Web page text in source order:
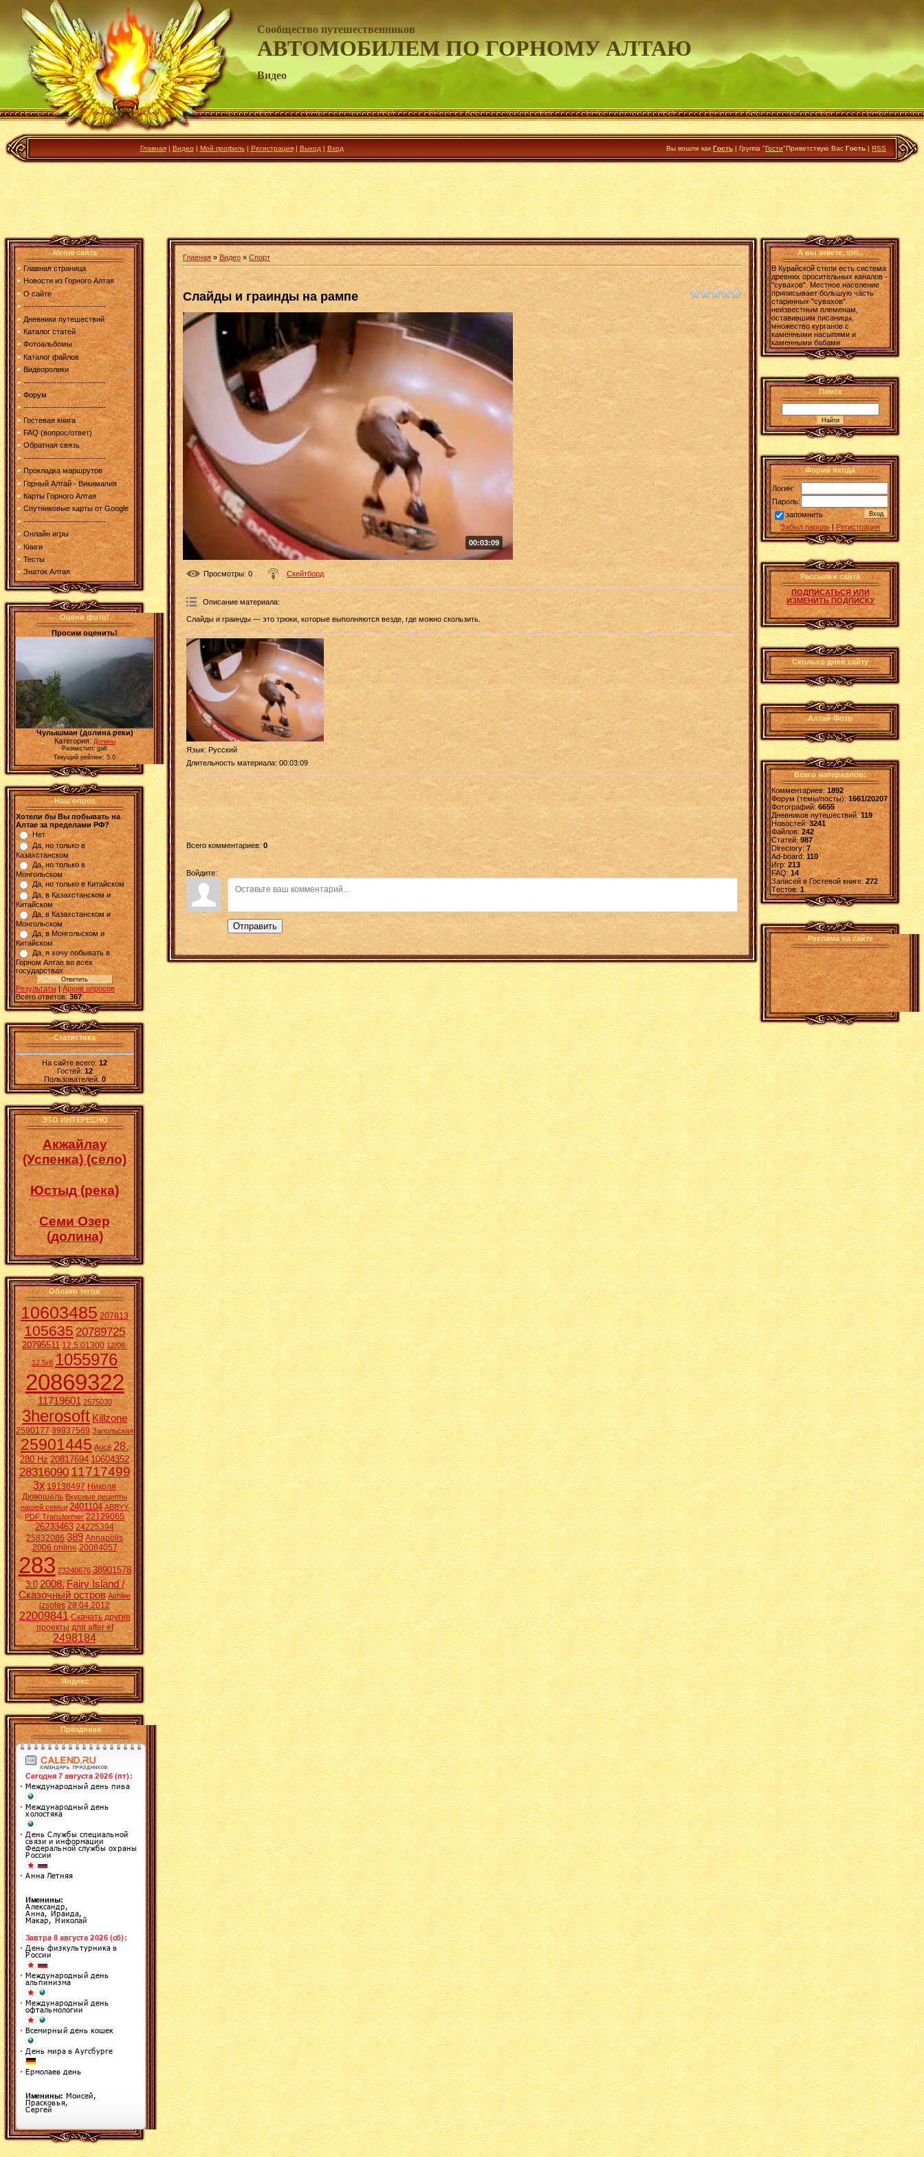
Сообщество путешественников
АВТОМОБИЛЕМ ПО ГОРНОМУ АЛТАЮ
Видео
Главная| Видео| Мой профиль| Регистрация| Выход | Вход Вы вошли как Гость | Группа "Гости"Приветствую Вас Гость | RSS
Меню сайта
Главная страница
Новости из Горного Алтая
О сайте
------------------------------
Дневники путешествий
Каталог статей
Фотоальбомы
Каталог файлов
Видеоролики
------------------------------
Форум
------------------------------
Гостевая книга
FAQ (вопрос/ответ)
Обратная связь
------------------------------
Прокладка маршрутов
Горный Алтай - Викимапия
Карты Горного Алтая
Спутниковые карты от Google
------------------------------
Онлайн игры
Книги
Тесты
Знаток Алтая
Оцени фото!
Просим оценить!
Чулышман (долина реки)
Категория: Долины
Разместил: galt
Текущий рейтинг: 5.0
Наш опрос
Хотели бы Вы побывать на
Алтае за пределами РФ?
Нет
Да, но только в
Казахстанском
Да, но только в
Монгольском
Да, но только в Китайском
Да, в Казахстанском и
Китайском
Да, в Казахстанском и
Монгольском
Да, в Монгольском и
Китайском
Да, я хочу побывать в
Горном Алтае во всех
государствах
Результаты |Архив опросов
Всего ответов: 367
Статистика
На сайте всего:12
Гостей: 12
Пользователей: 0
ЭТО ИНТЕРЕСНО
Акжайлау
(Успенка) (село)
Юстыд (река)
Семи Озер
(долина)
Облако тегов
10603485 207813
10563520789725
20795511 12.5.01300 12/06.
12.5гб 1055976
20869322
11719601 2575030
3herosoft Killzone
2590177 39937569 Запольская
25901445 Aucē 28.
280 Hz 20817694 10604352
2831609011717499
3x 19138497 Николя
Дювошель Вкусные рецепты
нашей семьи 2401104 ABBYY
PDF Transformer 22129065
26233463 24225394
25832086 389 Annapolis
2006 online 20084057
283 23240676 38901578
3:0 2008. Fairy Island /
Сказочный остров Ashlee
izsoles 28.04.2012
22009841 Скачать другие
проекты для after ef
2498184
Яндекс
Праздники
Главная » Видео» Спорт
Слайды и граинды на рампе
00:03:09
Просмотры: 0 Скейтборд
Описание материала:
Слайды и граинды — это трюки, которые выполняются везде, где можно скользить.
Язык: Русский
Длительность материала: 00:03:09
Всего комментариев: 0
Войдите:
Отправить
А вы знаете, что..
В Курайской степи есть система
древних оросительных каналов -
"сувахов". Местное население
приписывает большую часть
старинных "сувахов"
неизвестным племенам,
оставившим писаницы,
множество курганов с
каменными насыпями и
каменными бабами
Поиск
Форма входа
Логин:
Пароль:
запомнить
Забыл пароль | Регистрация
Рассылки сайта
ПОДПИСАТЬСЯ ИЛИ
ИЗМЕНИТЬ ПОДПИСКУ
Сколько дней сайту
Алтай-Фото
Всего материалов:
Комментариев: 1892
Форум (темы/посты):1661/20207
Фотографий:6655
Дневников путешествий:119
Новостей:3241
Файлов: 242
Статей:987
Directory: 7
Ad-board:110
Игр: 213
FAQ:14
Записей в Гостевой книге:272
Tестов: 1
Реклама на сайте